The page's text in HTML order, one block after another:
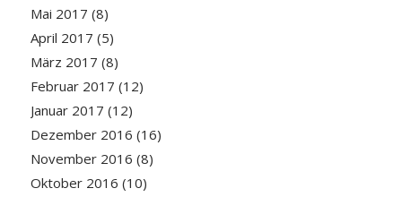
Mai 2017 (8)
April 2017 (5)
März 2017 (8)
Februar 2017 (12)
Januar 2017 (12)
Dezember 2016 (16)
November 2016 (8)
Oktober 2016 (10)